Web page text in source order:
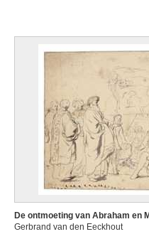
De ontmoeting van Abraham en
Gerbrand van den Eeckhout